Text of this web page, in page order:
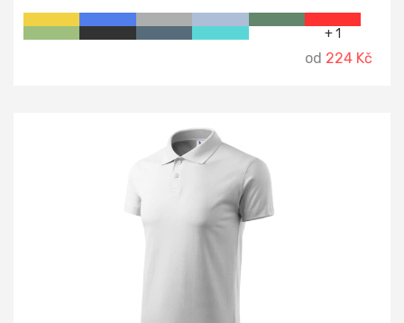
+ 1
od 224 Kč